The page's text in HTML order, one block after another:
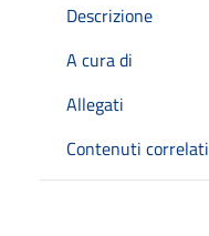
Descrizione
A cura di
Allegati
Contenuti correlati